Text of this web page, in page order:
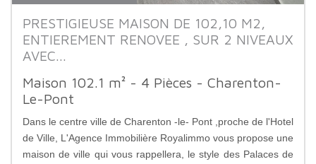
PRESTIGIEUSE MAISON DE 102,10 M2,
ENTIEREMENT RENOVEE , SUR 2 NIVEAUX
AVEC...
Maison 102.1 m² - 4 Pièces - Charenton-
Le-Pont
Dans le centre ville de Charenton -le- Pont ,proche de l'Hotel
de Ville, L'Agence Immobilière Royalimmo vous propose une
maison de ville qui vous rappellera, le style des Palaces de